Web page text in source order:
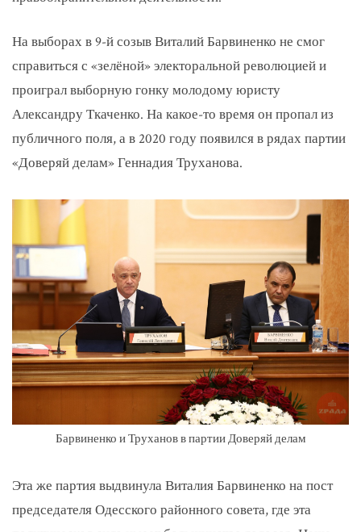
На выборах в 9-й созыв Виталий Барвиненко не смог
справиться с «зелёной» электоральной революцией и
проиграл выборную гонку молодому юристу
Александру Ткаченко. На какое-то время он пропал из
публичного поля, а в 2020 году появился в рядах партии
«Доверяй делам» Геннадия Труханова.
Барвиненко и Труханов в партии Доверяй делам
Эта же партия выдвинула Виталия Барвиненко на пост
председателя Одесского районного совета, где эта